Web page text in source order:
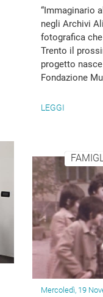
“Immaginario
negli Archivi
fotografica
Trento il
progetto
Fondazione
LEGGI
Mercoledì, 19